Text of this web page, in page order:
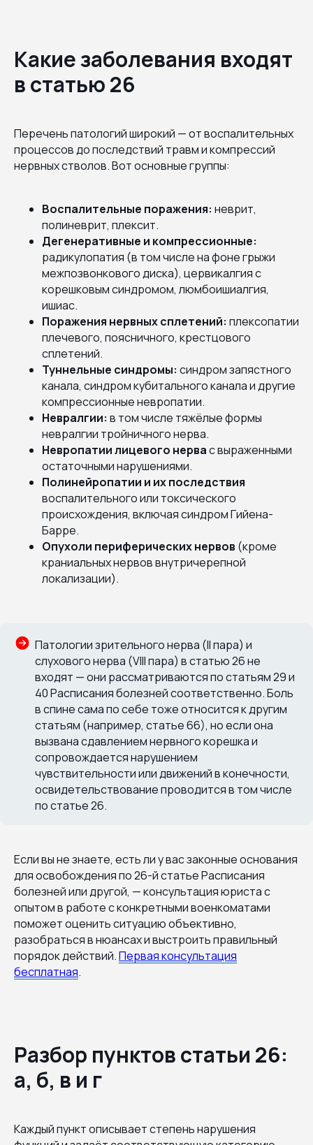
Какие заболевания входят
в статью 26
Перечень патологий широкий — от воспалительных
процессов до последствий травм и компрессий
нервных стволов. Вот основные группы:
Воспалительные поражения: неврит,
полиневрит, плексит.
Дегенеративные и компрессионные:
радикулопатия (в том числе на фоне грыжи
межпозвонкового диска), цервикалгия с
корешковым синдромом, люмбоишиалгия,
ишиас.
Поражения нервных сплетений: плексопатии
плечевого, поясничного, крестцового
сплетений.
Туннельные синдромы: синдром запястного
канала, синдром кубитального канала и другие
компрессионные невропатии.
Невралгии: в том числе тяжёлые формы
невралгии тройничного нерва.
Невропатии лицевого нервас выраженными
остаточными нарушениями.
Полинейропатии и их последствия
воспалительного или токсического
происхождения, включая синдром Гийена-
Барре.
Опухоли периферических нервов (кроме
краниальных нервов внутричерепной
локализации).
Патологии зрительного нерва (II пара) и
слухового нерва (VIII пара) в статью 26 не
входят — они рассматриваются по статьям 29 и
40 Расписания болезней соответственно. Боль
в спине сама по себе тоже относится к другим
статьям (например, статье 66), но если она
вызвана сдавлением нервного корешка и
сопровождается нарушением
чувствительности или движений в конечности,
освидетельствование проводится в том числе
по статье 26.
Если вы не знаете, есть ли у вас законные основания
для освобождения по 26-й статье Расписания
болезней или другой, — консультация юриста с
опытом в работе с конкретными военкоматами
поможет оценить ситуацию объективно,
разобраться в нюансах и выстроить правильный
порядок действий.Первая консультация
бесплатная.
Разбор пунктов статьи 26:
а, б, в и г
Каждый пункт описывает степень нарушения